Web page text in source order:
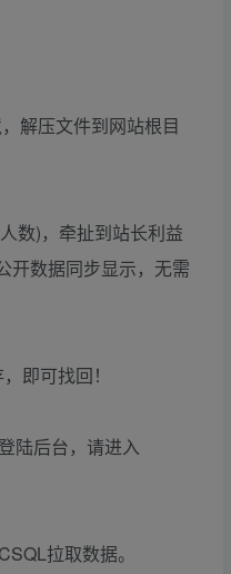
解压文件到网站根目
数)，牵扯到站长利益
开数据同步显示，无需
即可找回！
陆后台，请进入
拉取数据。